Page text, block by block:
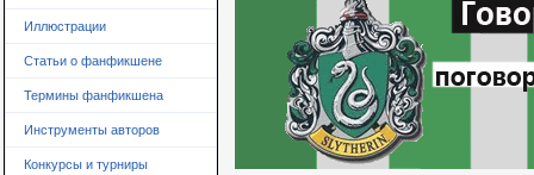
Иллюстрации
Статьи о фанфикшене
Термины фанфикшена
Инструменты авторов
Конкурсы и турниры